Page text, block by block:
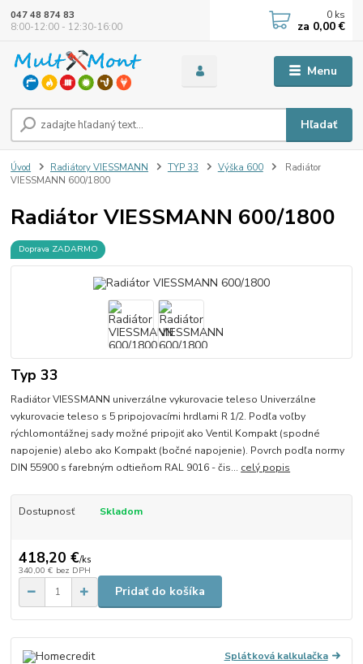
Menu
Hľadať
047 48 874 83
8:00-12:00 - 12:30-16:00
0 ks
za 0,00 €
Úvod Radiátory VIESSMANN TYP 33 Výška 600
Radiátor
VIESSMANN 600/1800
Radiátor VIESSMANN 600/1800
Doprava ZADARMO
Typ 33
Radiátor VIESSMANN univerzálne vykurovacie teleso Univerzálne
vykurovacie teleso s 5 pripojovacími hrdlami R 1/2. Podľa voľby
rýchlomontážnej sady možné pripojiť ako Ventil Kompakt (spodné
napojenie) alebo ako Kompakt (bočné napojenie). Povrch podľa normy
DIN 55900 s farebným odtieňom RAL 9016 - čis... celý popis
Dostupnosť Skladom
418,20 €/ks
340,00 € bez DPH
Pridať do košíka
Splátková kalkulačka